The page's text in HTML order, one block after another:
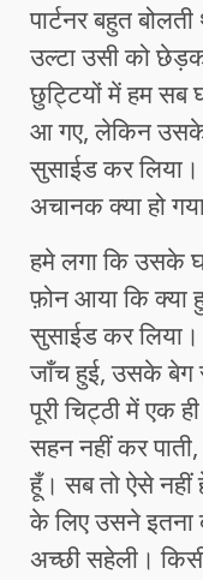
पार्टनर बहुत
उल्टा उसी को
छुट्टियों में हम सब
आ गए, लेकिन
सुसाईड कर
अचानक क्या हो
हमे लगा कि उसके
फ़ोन आया कि क्या
सुसाईड कर
जाँच हुई, उसके बेग
पूरी चिट्ठी में एक
सहन नहीं कर
हूँ। सब तो ऐसे
के लिए उसने इतना
अच्छी सहेली।